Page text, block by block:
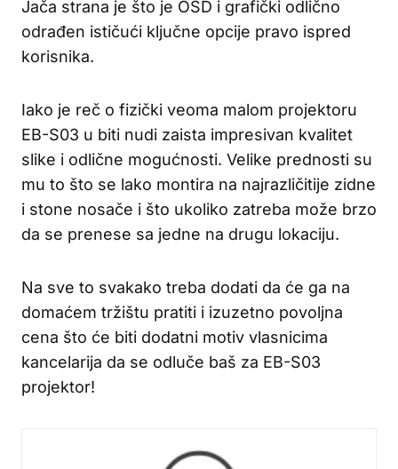
Jača strana je što je OSD i grafički odlično
odrađen ističući ključne opcije pravo ispred
korisnika.
Iako je reč o fizički veoma malom projektoru
EB-S03 u biti nudi zaista impresivan kvalitet
slike i odlične mogućnosti. Velike prednosti su
mu to što se lako montira na najrazličitije zidne
i stone nosače i što ukoliko zatreba može brzo
da se prenese sa jedne na drugu lokaciju.
Na sve to svakako treba dodati da će ga na
domaćem tržištu pratiti i izuzetno povoljna
cena što će biti dodatni motiv vlasnicima
kancelarija da se odluče baš za EB-S03
projektor!